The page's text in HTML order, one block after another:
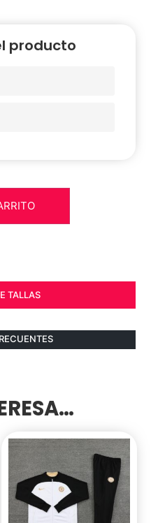
producto
TALLAS